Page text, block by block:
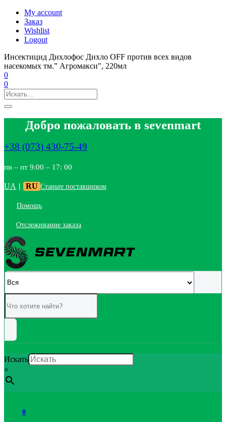
My account
Заказ
Wishlist
Logout
Инсектицид Дихлофос Дихло OFF против всех видов
насекомых тм.” Агромакси", 220мл
0
0
Добро пожаловать в sevenmart
+38 (073) 430-75-49
пн – пт 9:00 – 17: 00
UA | RU Станьте поставщиком
Помощь
Отслеживание заказа
Искать
×
0